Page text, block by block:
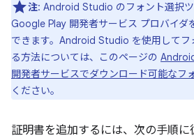
注: Android Studio のフォント選択ツ
Google Play 開発者サービス プロバイダ
できます。Android Studio を使用してフ
る方法については、このページの
開発者サービスでダウンロード可能なフ
ください。
証明書を追加するには、次の手順に